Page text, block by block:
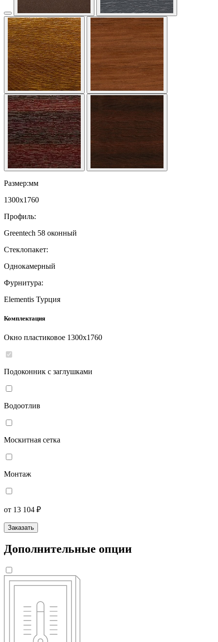
Размер:мм
1300x1760
Профиль:
Greentech 58 оконный
Стеклопакет:
Однокамерный
Фурнитура:
Elementis Турция
Комплектация
Окно пластиковое 1300x1760
Подоконник с заглушками
Водоотлив
Москитная сетка
Монтаж
от 13 104 ₽
Заказать
Дополнительные опции